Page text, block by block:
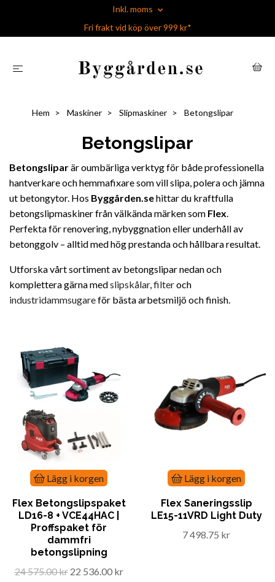
Inkl. moms
Fri frakt vid köp över 999 kr*
Hem Maskiner Slipmaskiner Betongslipar
Betongslipar
Betongsliparär oumbärliga verktyg för både professionella
hantverkare och hemmafixare som vill slipa, polera och jämna
ut betongytor. Hos Byggården.sehittar du kraftfulla
betongslipmaskiner från välkända märken som Flex.
Perfekta för renovering, nybyggnation eller underhåll av
betonggolv – alltid med hög prestanda och hållbara resultat.
Utforska vårt sortiment av betongslipar nedan och
komplettera gärna medslipskålar,filteroch
industridammsugareför bästa arbetsmiljö och finish.
Lägg i korgen
Flex Betongslipspaket
LD16-8 + VCE44HAC |
Proffspaket för
dammfri
betongslipning
24 575.00 kr 22 536.00 kr
Lägg i korgen
Flex Saneringsslip
LE15-11VRD Light Duty
7 498.75 kr